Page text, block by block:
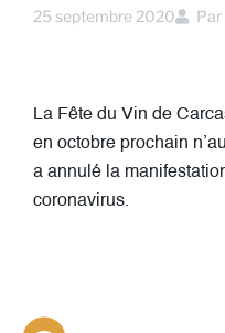
25 septembre 2020 Par
La Fête du Vin de
en octobre prochain
a annulé la
coronavirus.